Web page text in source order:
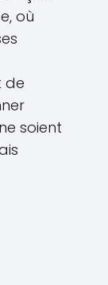
où
de
soient